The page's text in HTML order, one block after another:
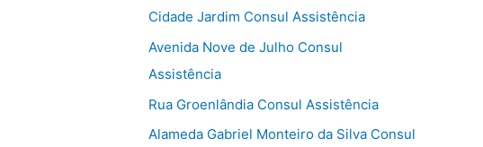
Cidade Jardim Consul Assistência
Avenida Nove de Julho Consul
Assistência
Rua Groenlândia Consul Assistência
Alameda Gabriel Monteiro da Silva Consul